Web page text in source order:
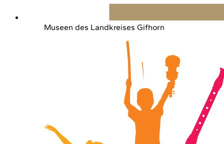
Museen des Landkreises Gifhorn